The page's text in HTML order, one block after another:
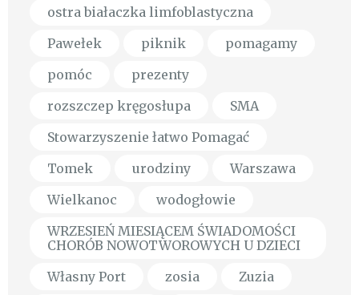
ostra białaczka limfoblastyczna
Pawełek
piknik
pomagamy
pomóc
prezenty
rozszczep kręgosłupa
SMA
Stowarzyszenie łatwo Pomagać
Tomek
urodziny
Warszawa
Wielkanoc
wodogłowie
WRZESIEŃ MIESIĄCEM ŚWIADOMOŚCI
CHORÓB NOWOTWOROWYCH U DZIECI
Własny Port
zosia
Zuzia